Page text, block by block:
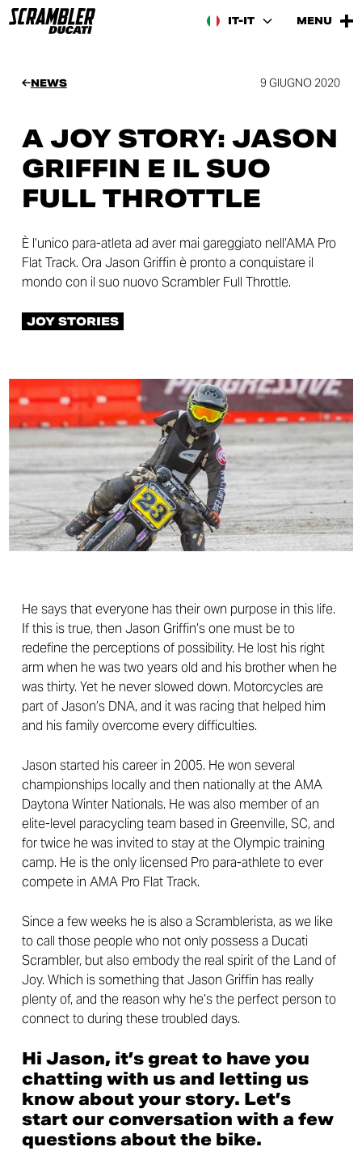
IT-IT MENU
NEWS 9 GIUGNO 2020
A JOY STORY: JASON
GRIFFIN E IL SUO
FULL THROTTLE
È l’unico para-atleta ad aver mai gareggiato nell’AMA Pro
Flat Track. Ora Jason Griffin è pronto a conquistare il
mondo con il suo nuovo Scrambler Full Throttle.
JOY STORIES
He says that everyone has their own purpose in this life.
If this is true, then Jason Griffin’s one must be to
redefine the perceptions of possibility. He lost his right
arm when he was two years old and his brother when he
was thirty. Yet he never slowed down. Motorcycles are
part of Jason’s DNA, and it was racing that helped him
and his family overcome every difficulties.
Jason started his career in 2005. He won several
championships locally and then nationally at the AMA
Daytona Winter Nationals. He was also member of an
elite-level paracycling team based in Greenville, SC, and
for twice he was invited to stay at the Olympic training
camp. He is the only licensed Pro para-athlete to ever
compete in AMA Pro Flat Track.
Since a few weeks he is also a Scramblerista, as we like
to call those people who not only possess a Ducati
Scrambler, but also embody the real spirit of the Land of
Joy. Which is something that Jason Griffin has really
plenty of, and the reason why he’s the perfect person to
connect to during these troubled days.
Hi Jason, it’s great to have you
chatting with us and letting us
know about your story. Let’s
start our conversation with a few
questions about the bike.